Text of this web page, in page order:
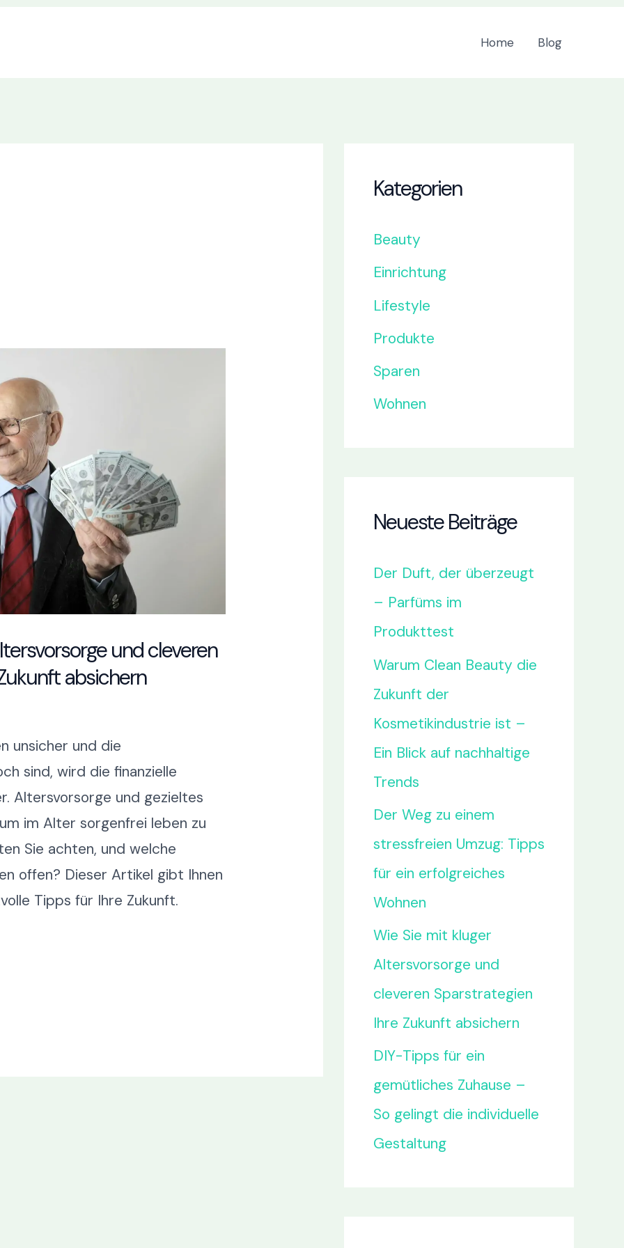
Home Blog
und cleveren
absichern
unsicher und die
sind, wird die finanzielle
Altersvorsorge und gezieltes
im Alter sorgenfrei leben zu
Sie achten, und welche
offen? Dieser Artikel gibt Ihnen
Tipps für Ihre Zukunft.
Kategorien
Beauty
Einrichtung
Lifestyle
Produkte
Sparen
Wohnen
Neueste Beiträge
Der Duft, der überzeugt
– Parfüms im
Produkttest
Warum Clean Beauty die
Zukunft der
Kosmetikindustrie ist –
Ein Blick auf nachhaltige
Trends
Der Weg zu einem
stressfreien Umzug: Tipps
für ein erfolgreiches
Wohnen
Wie Sie mit kluger
Altersvorsorge und
cleveren Sparstrategien
Ihre Zukunft absichern
DIY-Tipps für ein
gemütliches Zuhause –
So gelingt die individuelle
Gestaltung